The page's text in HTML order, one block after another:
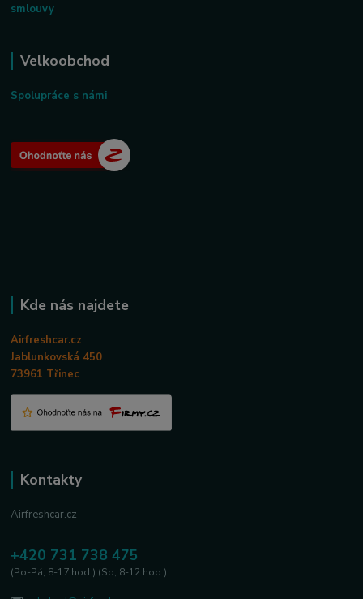
smlouvy
Velkoobchod
Spolupráce s námi
Kde nás najdete
Airfreshcar.cz
Jablunkovská 450
73961 Třinec
Kontakty
Airfreshcar.cz
+420 731 738 475
(Po-Pá, 8-17 hod.) (So, 8-12 hod.)